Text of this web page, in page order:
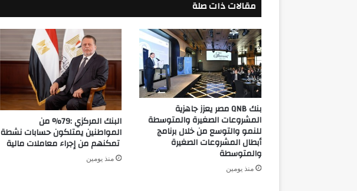
مقالات ذات صلة
بنك QNB مصر يعزز جاهزية
المشروعات الصغيرة والمتوسطة
للنمو والتوسع من خلال برنامج
أبطال المشروعات الصغيرة
والمتوسطة
منذ يومين
البنك المركزي :79% من
المواطنين يمتلكون حسابات نشطة
تمكنهم من إجراء معاملات مالية
منذ يومين